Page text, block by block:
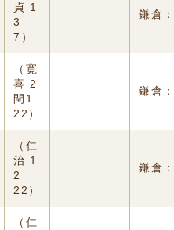
貞 1
3
7）
鎌倉
（寛
喜 2
閏1
22）
鎌倉
（仁
治 1
2
22）
鎌倉
（仁